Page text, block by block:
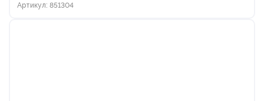
Артикул: 851304